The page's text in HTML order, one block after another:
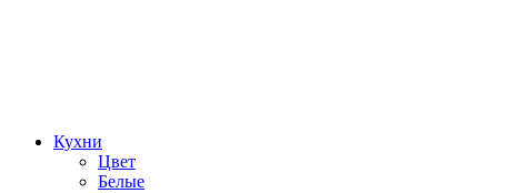
Кухни
Цвет
Белые